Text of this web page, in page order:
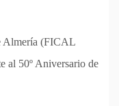
Almería (FICAL
al 50º Aniversario de